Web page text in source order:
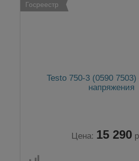
Госреестр
Testo 750-3 (0590
напряжения
Цена: 15 290